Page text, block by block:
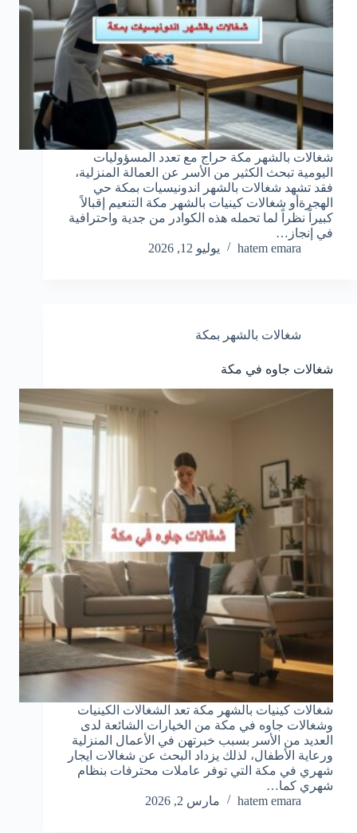
شغالات بالشهر مكة حراج مع تعدد المسؤوليات
اليومية تبحث الكثير من الأسر عن العمالة المنزلية،
فقد تشهد شغالات بالشهر اندونيسيات بمكة حي
الهجرةأو شغالات كينيات بالشهر مكة التنعيم إقبالاً
كبيراً نظراً لما تحمله هذه الكوادر من جدية واحترافية
في إنجاز…
hatem emara
يوليو 12, 2026
شغالات بالشهر بمكة
شغالات جاوه في مكة
شغالات كينيات بالشهر مكة تعد الشغالات الكينيات
وشغالات جاوه في مكة من الخيارات الشائعة لدى
العديد من الأسر بسبب خبرتهن في الأعمال المنزلية
ورعاية الأطفال، لذلك يزداد البحث عن شغالات ايجار
شهري في مكة التي توفر عاملات محترفات بنظام
شهري كما…
hatem emara
مارس 2, 2026